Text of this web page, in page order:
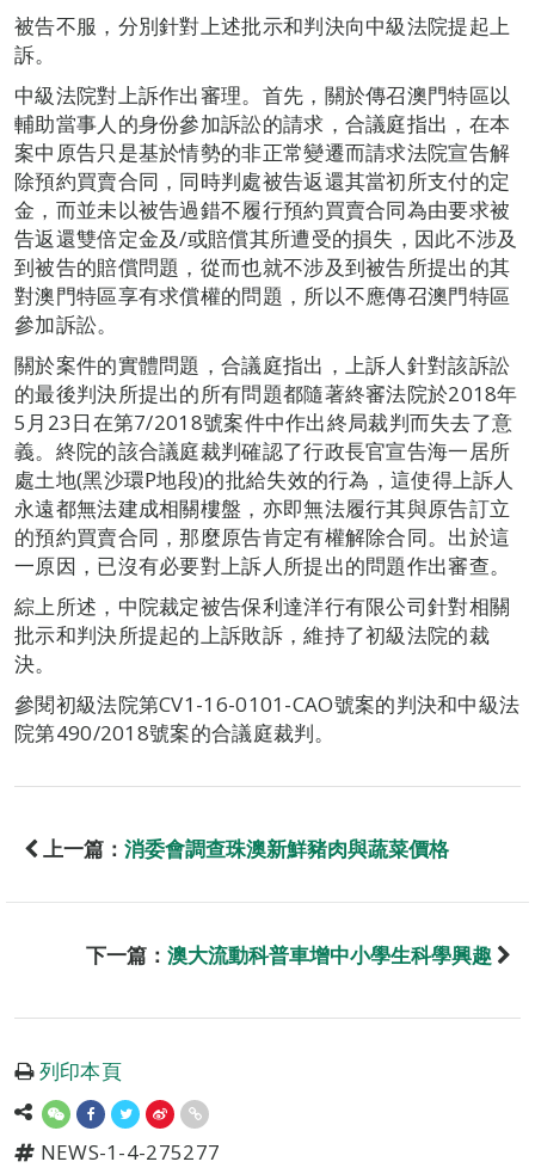
被告不服，分別針對上述批示和判決向中級法院提起上
訴。
中級法院對上訴作出審理。首先，關於傳召澳門特區以
輔助當事人的身份參加訴訟的請求，合議庭指出，在本
案中原告只是基於情勢的非正常變遷而請求法院宣告解
除預約買賣合同，同時判處被告返還其當初所支付的定
金，而並未以被告過錯不履行預約買賣合同為由要求被
告返還雙倍定金及/或賠償其所遭受的損失，因此不涉及
到被告的賠償問題，從而也就不涉及到被告所提出的其
對澳門特區享有求償權的問題，所以不應傳召澳門特區
參加訴訟。
關於案件的實體問題，合議庭指出，上訴人針對該訴訟
的最後判決所提出的所有問題都隨著終審法院於2018年
5月23日在第7/2018號案件中作出終局裁判而失去了意
義。終院的該合議庭裁判確認了行政長官宣告海一居所
處土地(黑沙環P地段)的批給失效的行為，這使得上訴人
永遠都無法建成相關樓盤，亦即無法履行其與原告訂立
的預約買賣合同，那麼原告肯定有權解除合同。出於這
一原因，已沒有必要對上訴人所提出的問題作出審查。
綜上所述，中院裁定被告保利達洋行有限公司針對相關
批示和判決所提起的上訴敗訴，維持了初級法院的裁
決。
參閱初級法院第CV1-16-0101-CAO號案的判決和中級法
院第490/2018號案的合議庭裁判。
上一篇： 消委會調查珠澳新鮮豬肉與蔬菜價格
下一篇： 澳大流動科普車增中小學生科學興趣
列印本頁
NEWS-1-4-275277